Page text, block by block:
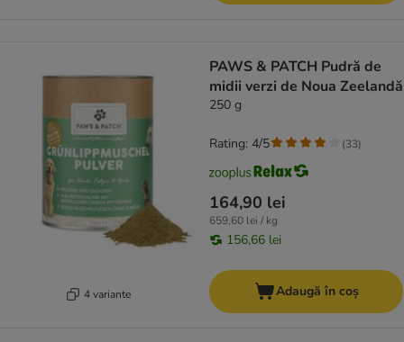
4 variante
PAWS & PATCH Pudră de
midii verzi de Noua Zeelandă
250 g
164,90 lei
659,60 lei / kg
156,66 lei
Rating: 4/5 (33)
Adaugă în coș